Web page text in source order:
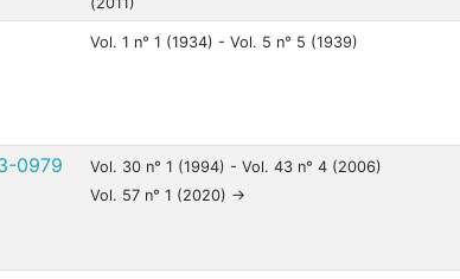
Vol. 1 n° 1 (1934) - Vol. 5 n° 5 (1939)
0979
Vol. 30 n° 1 (1994) - Vol. 43 n° 4 (2006)
Vol. 57 n° 1 (2020) ->